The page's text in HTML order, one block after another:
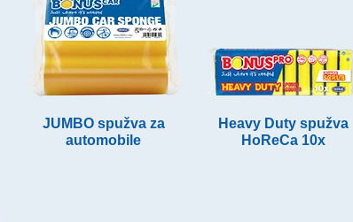
JUMBO spužva za
automobile
Heavy Duty spužva
HoReCa 10x